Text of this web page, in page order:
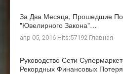
За Два Месяца, Прошедшие
"ювелирного Закона"…
апр 05, 2016 Hits:57192 Главная
Руководство Сети
Рекордных Финансовых